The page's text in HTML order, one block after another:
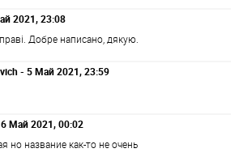
2021, 23:08
Добре написано, дякую.
- 5 Май 2021, 23:59
Май 2021, 00:02
но название как-то не очень